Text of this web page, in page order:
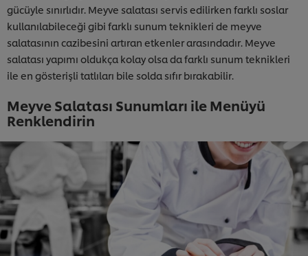
gücüyle sınırlıdır. Meyve salatası servis edilirken farklı soslar
kullanılabileceği gibi farklı sunum teknikleri de meyve
salatasının cazibesini artıran etkenler arasındadır. Meyve
salatası yapımı oldukça kolay olsa da farklı sunum teknikleri
ile en gösterişli tatlıları bile solda sıfır bırakabilir.
Meyve Salatası Sunumları ile Menüyü
Renklendirin